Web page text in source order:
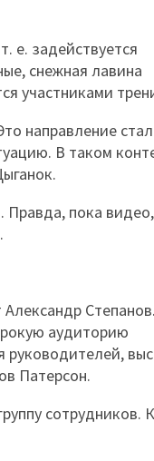
е. задействуется
снежная лавина
участниками
направление
В таком
Правда, пока видео,
аудиторию
Патерсон.
сотрудников.